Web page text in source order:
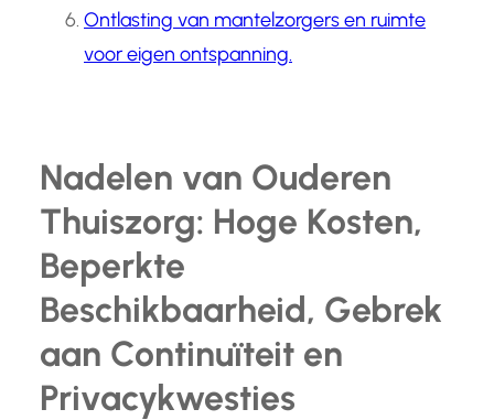
Ontlasting van mantelzorgers en ruimte
voor eigen ontspanning.
Nadelen van Ouderen
Thuiszorg: Hoge Kosten,
Beperkte
Beschikbaarheid, Gebrek
aan Continuïteit en
Privacykwesties